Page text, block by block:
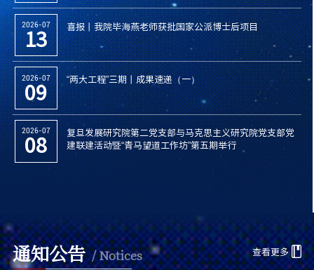
2026-07
13 喜报丨我院毕海燕老师获批国家公派博士后项目
2026-07
09 “两大工程”三期丨成果速递（一）
2026-07
08
复旦发展研究院第二党支部与马克思主义研究院党支部党
建联建活动暨“青马望道工作坊”第五期举行
通知公告 / Notices 查看更多